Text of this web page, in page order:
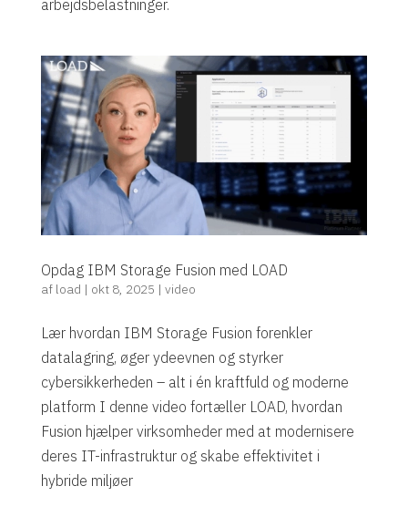
arbejdsbelastninger.
Opdag IBM Storage Fusion med LOAD
af load | okt 8, 2025 | video
Lær hvordan IBM Storage Fusion forenkler
datalagring, øger ydeevnen og styrker
cybersikkerheden – alt i én kraftfuld og moderne
platform I denne video fortæller LOAD, hvordan
Fusion hjælper virksomheder med at modernisere
deres IT-infrastruktur og skabe effektivitet i
hybride miljøer